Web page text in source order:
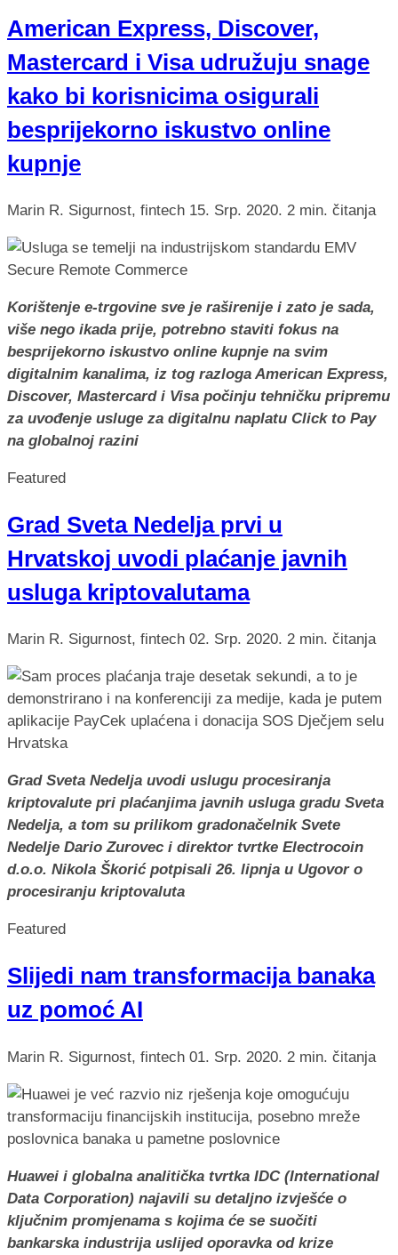
American Express, Discover,
Mastercard i Visa udružuju snage
kako bi korisnicima osigurali
besprijekorno iskustvo online
kupnje
Marin R. Sigurnost, fintech 15. Srp. 2020. 2 min. čitanja
Korištenje e-trgovine sve je raširenije i zato je sada,
više nego ikada prije, potrebno staviti fokus na
besprijekorno iskustvo online kupnje na svim
digitalnim kanalima, iz tog razloga American Express,
Discover, Mastercard i Visa počinju tehničku pripremu
za uvođenje usluge za digitalnu naplatu Click to Pay
na globalnoj razini
Featured
Grad Sveta Nedelja prvi u
Hrvatskoj uvodi plaćanje javnih
usluga kriptovalutama
Marin R. Sigurnost, fintech 02. Srp. 2020. 2 min. čitanja
Grad Sveta Nedelja uvodi uslugu procesiranja
kriptovalute pri plaćanjima javnih usluga gradu Sveta
Nedelja, a tom su prilikom gradonačelnik Svete
Nedelje Dario Zurovec i direktor tvrtke Electrocoin
d.o.o. Nikola Škorić potpisali 26. lipnja u Ugovor o
procesiranju kriptovaluta
Featured
Slijedi nam transformacija banaka
uz pomoć AI
Marin R. Sigurnost, fintech 01. Srp. 2020. 2 min. čitanja
Huawei i globalna analitička tvrtka IDC (International
Data Corporation) najavili su detaljno izvješće o
ključnim promjenama s kojima će se suočiti
bankarska industrija uslijed oporavka od krize